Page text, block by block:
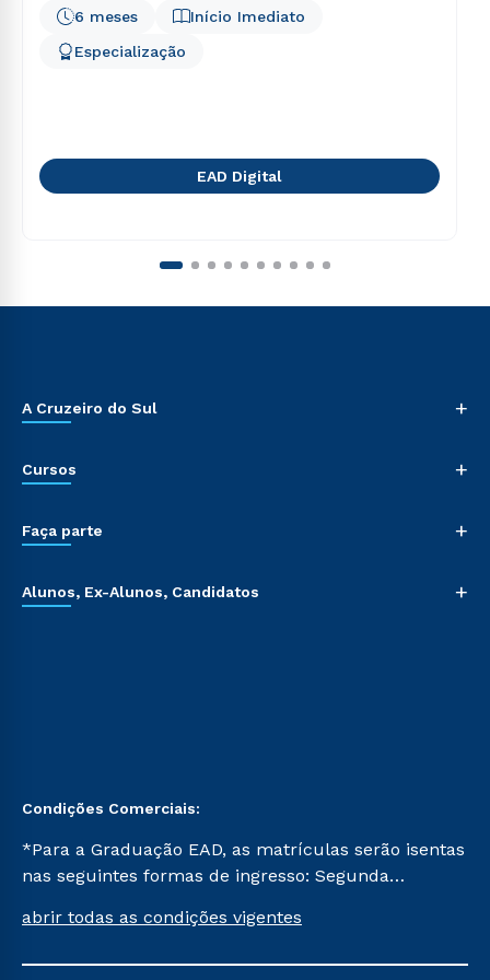
Início Imediato
6 meses
Especialização
EAD Digital
A Cruzeiro do Sul +
Cursos +
Faça parte +
Alunos, Ex-Alunos, Candidatos +
Condições Comerciais:
*Para a Graduação EAD, as matrículas serão isentas
nas seguintes formas de ingresso: Segunda
Já para as demais, a taxa de matrícula será de R$
abrir todas as condições vigentes